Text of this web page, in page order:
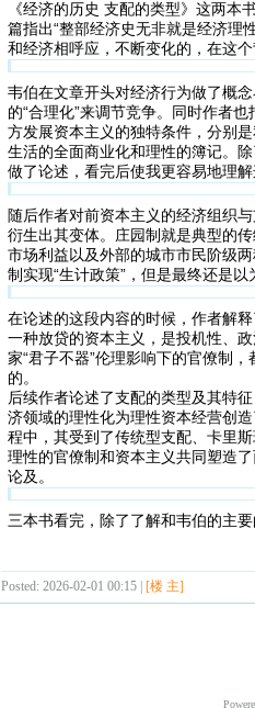
《经济的历史 支配的类型》这两
篇指出“整部经济史无非就是经济理
和经济相呼应，不断变化的，在这
韦伯在文章开头对经济行为做了概
的“合理化”来调节竞争。同时作者
方发展资本主义的独特条件，分别
生活的全面商业化和理性的簿记。
做了论述，看完后使我更容易地理解
随后作者对前资本主义的经济组织
衍生出其变体。庄园制就是典型的
市场利益以及外部的城市市民阶级
制实现“生计政策”，但是最终还是
在论述的这段内容的时候，作者解
一种放贷的资本主义，是投机性、
家“君子不器”伦理影响下的官僚制
的。
后续作者论述了支配的类型及其特
济领域的理性化为理性资本经营创
程中，其受到了传统型支配、卡里
理性的官僚制和资本主义共同塑造
论及。
三本书看完，除了了解和韦伯的主
Posted: 2026-02-01 00:15 |[楼 主]